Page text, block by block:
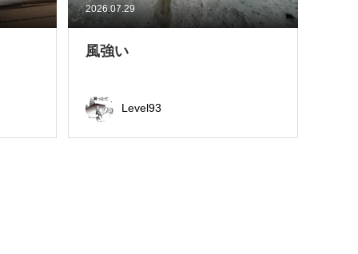
2026.07.29
風強い
Level93